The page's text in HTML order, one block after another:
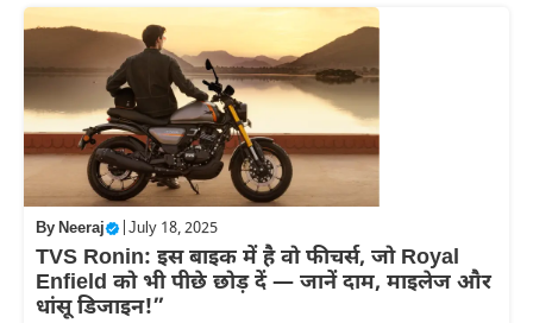
ByNeeraj July 18, 2025
TVS Ronin: इस बाइक में है वो फीचर्स, जो Royal
Enfield को भी पीछे छोड़ दें — जानें दाम, माइलेज और
धांसू डिजाइन!”